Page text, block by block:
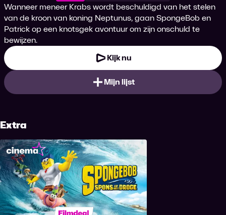
Wanneer meneer Krabs wordt beschuldigd van het stelen
van de kroon van koning Neptunus, gaan SpongeBob en
Patrick op een knotsgek avontuur om zijn onschuld te
bewijzen.
Kijk nu
Mijn lijst
Extra
De SpongeBob Film: Spons op het
Droge